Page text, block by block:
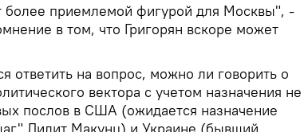
более приемлемой фигурой для Москвы", -
в том, что Григорян вскоре может
ответить на вопрос, можно ли говорить о
вектора с учетом назначения не
послов в США (ожидается назначение
Лилит Макунц) и Украине (бывший